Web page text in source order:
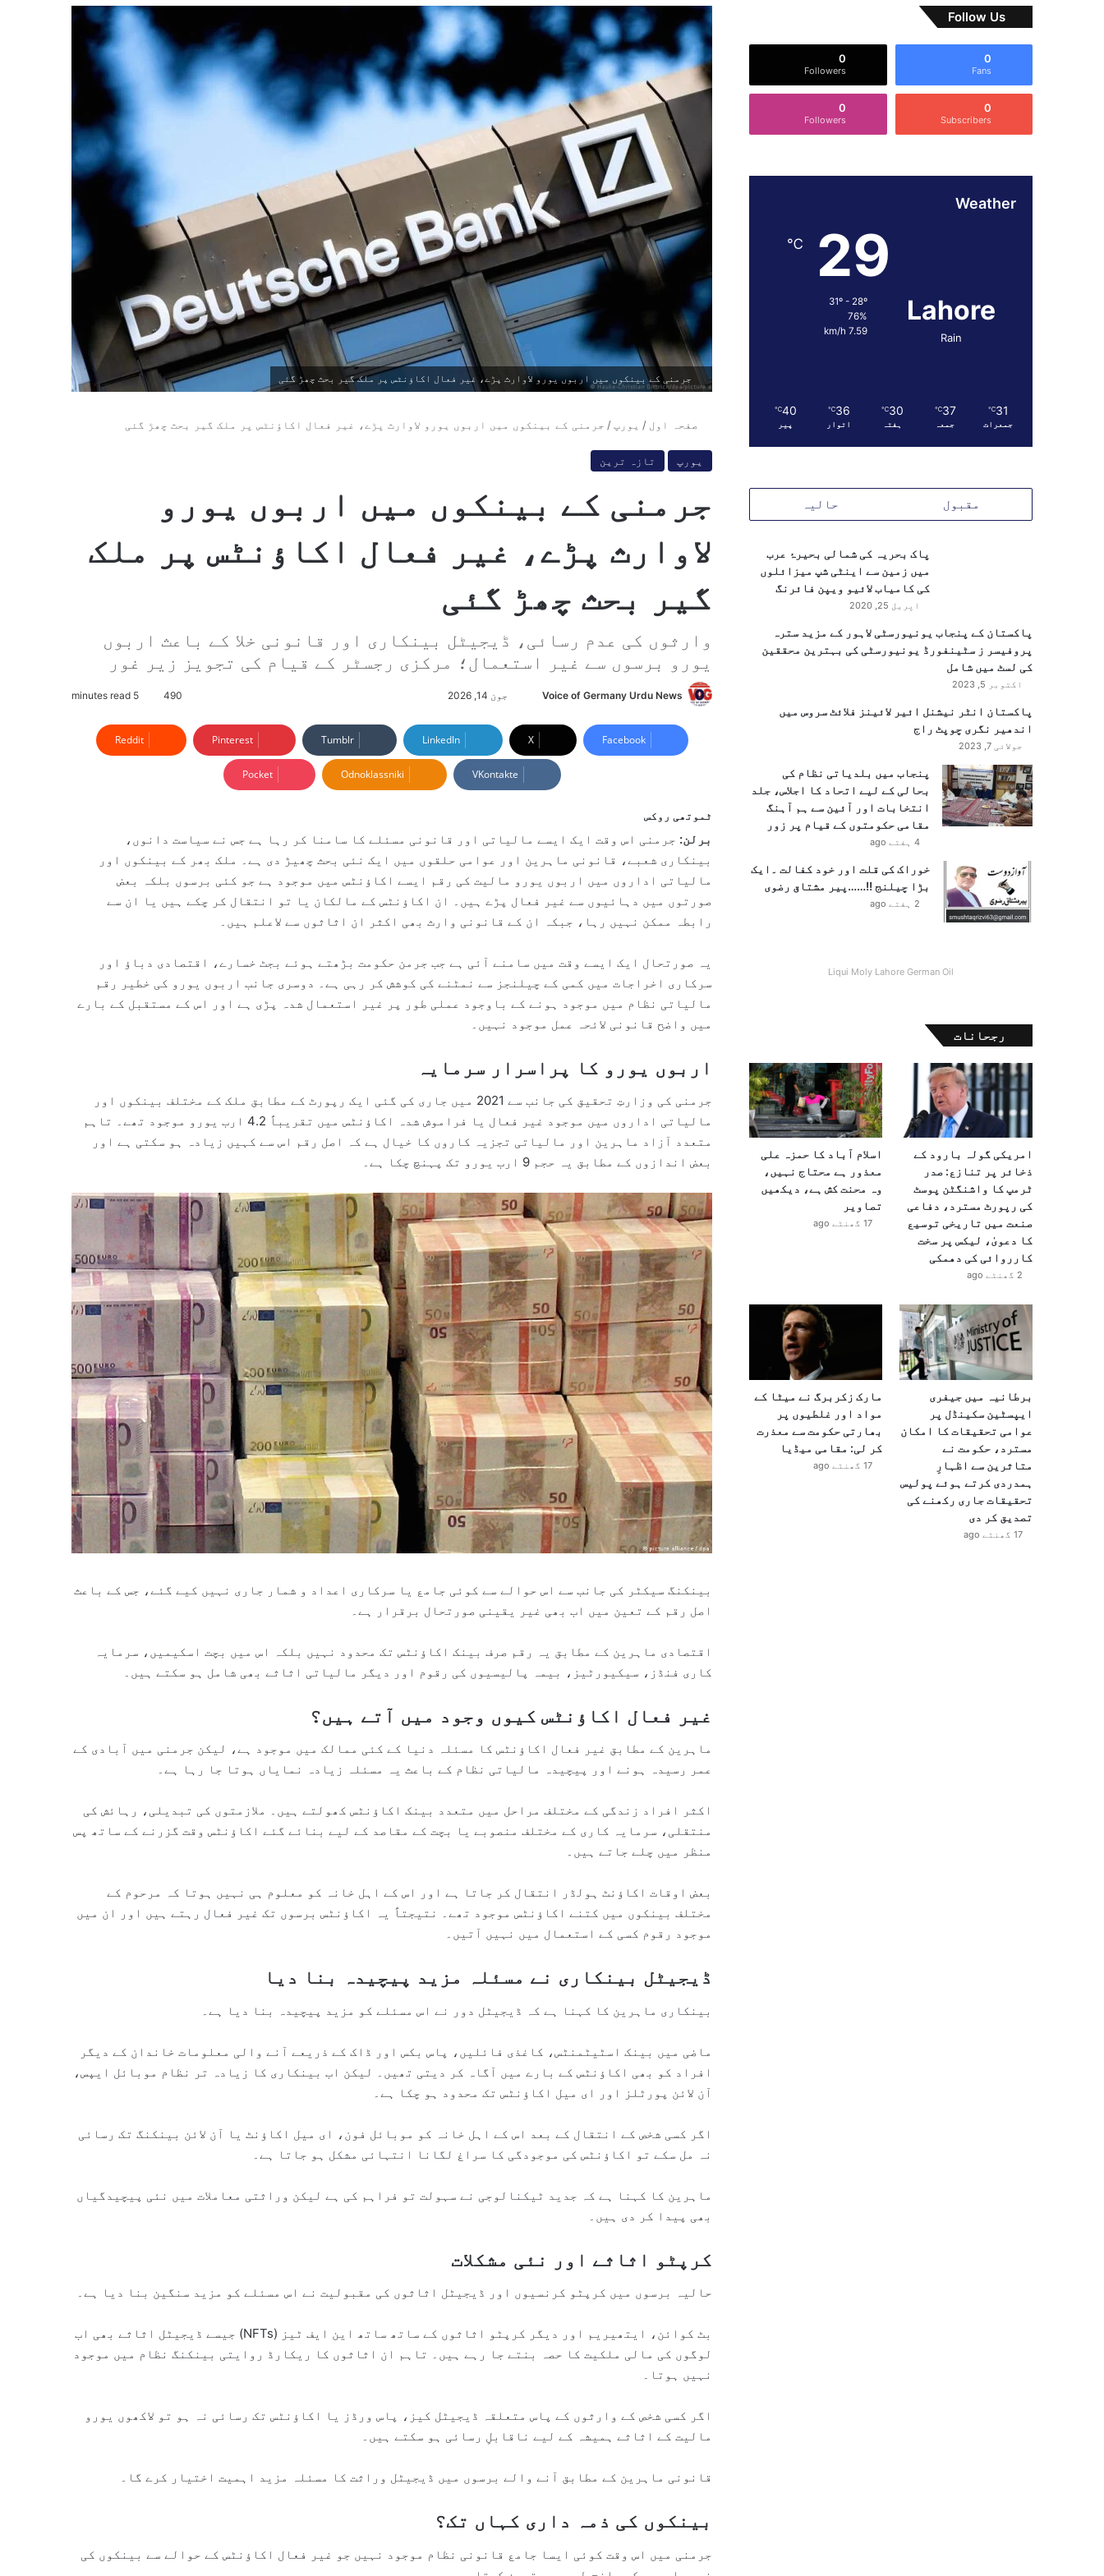
جرمنی کے بینکوں میں اربوں یورو لاوارث پڑے، غیر فعال اکاؤنٹس پر ملک گیر بحث چھڑ گئی
صفحہ اول / یورپ/ جرمنی کے بینکوں میں اربوں یورو لاوارث پڑے، غیر فعال اکاؤنٹس پر ملک گیر بحث چھڑ گئی
یورپ تازہ ترین
جرمنی کے بینکوں میں اربوں یورو
لاوارث پڑے، غیر فعال اکاؤنٹس پر ملک
گیر بحث چھڑ گئی
وارثوں کی عدم رسائی، ڈیجیٹل بینکاری اور قانونی خلا کے باعث اربوں
یورو برسوں سے غیر استعمال؛ مرکزی رجسٹر کے قیام کی تجویز زیر غور
Voice of Germany Urdu News
n
d
n
m
جون 14, 2026 490
Facebook
X
LinkedIn
Tumblr
Pinterest
Reddit
VKontakte
Odnoklassniki
Pocket
ٹموتھی روکس
برلن: جرمنی اس وقت ایک ایسے مالیاتی اور قانونی مسئلے کا سامنا کر رہا ہے جس نے سیاست دانوں،
بینکاری شعبے، قانونی ماہرین اور عوامی حلقوں میں ایک نئی بحث چھیڑ دی ہے۔ ملک بھر کے بینکوں اور
مالیاتی اداروں میں اربوں یورو مالیت کی رقم ایسے اکاؤنٹس میں موجود ہے جو کئی برسوں بلکہ بعض
صورتوں میں دہائیوں سے غیر فعال پڑے ہیں۔ ان اکاؤنٹس کے مالکان یا تو انتقال کر چکے ہیں یا ان سے
رابطہ ممکن نہیں رہا، جبکہ ان کے قانونی وارث بھی اکثر ان اثاثوں سے لاعلم ہیں۔
یہ صورتحال ایک ایسے وقت میں سامنے آئی ہے جب جرمن حکومت بڑھتے ہوئے بجٹ خسارے، اقتصادی دباؤ اور
سرکاری اخراجات میں کمی کے چیلنجز سے نمٹنے کی کوشش کر رہی ہے۔ دوسری جانب اربوں یورو کی خطیر رقم
مالیاتی نظام میں موجود ہونے کے باوجود عملی طور پر غیر استعمال شدہ پڑی ہے اور اس کے مستقبل کے بارے
میں واضح قانونی لائحہ عمل موجود نہیں۔
اربوں یورو کا پراسرار سرمایہ
جرمنی کی وزارتِ تحقیق کی جانب سے 2021 میں جاری کی گئی ایک رپورٹ کے مطابق ملک کے مختلف بینکوں اور
مالیاتی اداروں میں موجود غیر فعال یا فراموش شدہ اکاؤنٹس میں تقریباً 4.2 ارب یورو موجود تھے۔ تاہم
متعدد آزاد ماہرین اور مالیاتی تجزیہ کاروں کا خیال ہے کہ اصل رقم اس سے کہیں زیادہ ہو سکتی ہے اور
بعض اندازوں کے مطابق یہ حجم 9 ارب یورو تک پہنچ چکا ہے۔
بینکنگ سیکٹر کی جانب سے اس حوالے سے کوئی جامع یا سرکاری اعداد و شمار جاری نہیں کیے گئے، جس کے باعث
اصل رقم کے تعین میں اب بھی غیر یقینی صورتحال برقرار ہے۔
اقتصادی ماہرین کے مطابق یہ رقم صرف بینک اکاؤنٹس تک محدود نہیں بلکہ اس میں بچت اسکیمیں، سرمایہ
کاری فنڈز، سیکیورٹیز، بیمہ پالیسیوں کی رقوم اور دیگر مالیاتی اثاثے بھی شامل ہو سکتے ہیں۔
غیر فعال اکاؤنٹس کیوں وجود میں آتے ہیں؟
ماہرین کے مطابق غیر فعال اکاؤنٹس کا مسئلہ دنیا کے کئی ممالک میں موجود ہے، لیکن جرمنی میں آبادی کے
عمر رسیدہ ہونے اور پیچیدہ مالیاتی نظام کے باعث یہ مسئلہ زیادہ نمایاں ہوتا جا رہا ہے۔
اکثر افراد زندگی کے مختلف مراحل میں متعدد بینک اکاؤنٹس کھولتے ہیں۔ ملازمتوں کی تبدیلی، رہائش کی
منتقلی، سرمایہ کاری کے مختلف منصوبے یا بچت کے مقاصد کے لیے بنائے گئے اکاؤنٹس وقت گزرنے کے ساتھ پس
منظر میں چلے جاتے ہیں۔
بعض اوقات اکاؤنٹ ہولڈر انتقال کر جاتا ہے اور اس کے اہل خانہ کو معلوم ہی نہیں ہوتا کہ مرحوم کے
مختلف بینکوں میں کتنے اکاؤنٹس موجود تھے۔ نتیجتاً یہ اکاؤنٹس برسوں تک غیر فعال رہتے ہیں اور ان میں
موجود رقوم کسی کے استعمال میں نہیں آتیں۔
ڈیجیٹل بینکاری نے مسئلہ مزید پیچیدہ بنا دیا
بینکاری ماہرین کا کہنا ہے کہ ڈیجیٹل دور نے اس مسئلے کو مزید پیچیدہ بنا دیا ہے۔
ماضی میں بینک اسٹیٹمنٹس، کاغذی فائلیں، پاس بکس اور ڈاک کے ذریعے آنے والی معلومات خاندان کے دیگر
افراد کو بھی اکاؤنٹس کے بارے میں آگاہ کر دیتی تھیں۔ لیکن اب بینکاری کا زیادہ تر نظام موبائل ایپس،
آن لائن پورٹلز اور ای میل اکاؤنٹس تک محدود ہو چکا ہے۔
اگر کسی شخص کے انتقال کے بعد اس کے اہل خانہ کو موبائل فون، ای میل اکاؤنٹ یا آن لائن بینکنگ تک رسائی
نہ مل سکے تو اکاؤنٹس کی موجودگی کا سراغ لگانا انتہائی مشکل ہو جاتا ہے۔
ماہرین کا کہنا ہے کہ جدید ٹیکنالوجی نے سہولت تو فراہم کی ہے لیکن وراثتی معاملات میں نئی پیچیدگیاں
بھی پیدا کر دی ہیں۔
کرپٹو اثاثے اور نئی مشکلات
حالیہ برسوں میں کرپٹو کرنسیوں اور ڈیجیٹل اثاثوں کی مقبولیت نے اس مسئلے کو مزید سنگین بنا دیا ہے۔
بٹ کوائن، ایتھیریم اور دیگر کرپٹو اثاثوں کے ساتھ ساتھ این ایف ٹیز (NFTs) جیسے ڈیجیٹل اثاثے بھی اب
لوگوں کی مالی ملکیت کا حصہ بنتے جا رہے ہیں۔ تاہم ان اثاثوں کا ریکارڈ روایتی بینکنگ نظام میں موجود
نہیں ہوتا۔
اگر کسی شخص کے وارثوں کے پاس متعلقہ ڈیجیٹل کیز، پاس ورڈز یا اکاؤنٹس تک رسائی نہ ہو تو لاکھوں یورو
مالیت کے اثاثے ہمیشہ کے لیے ناقابلِ رسائی ہو سکتے ہیں۔
قانونی ماہرین کے مطابق آنے والے برسوں میں ڈیجیٹل وراثت کا مسئلہ مزید اہمیت اختیار کرے گا۔
بینکوں کی ذمہ داری کہاں تک؟
جرمنی میں اس وقت کوئی ایسا جامع قانونی نظام موجود نہیں جو غیر فعال اکاؤنٹس کے حوالے سے بینکوں کی
Follow Us
0
Fans
0
Followers
0
Subscribers
0
Followers
Weather
Lahore
Rain
29
℃
31º - 28º
76%
7.59 km/h
31
℃
جمعرات
37
℃
جمعہ
30
℃
ہفتہ
36
℃
اتوار
40
℃
پیر
مقبول حالیہ
پاک بحریہ کی شمالی بحیرۂ عرب
میں زمین سے اینٹی شپ میزائلوں
کی کامیاب لائیو ویپن فائرنگ
اپریل 25, 2020
پاکستان کے پنجاب یونیورسٹی لاہور کے مزید سترہ
پروفیسر ز سٹینفورڈ یونیورسٹی کی بہترین محققین
کی لسٹ میں شامل
اکتوبر 5, 2023
پاکستان انٹر نیشنل ائیر لائینز فلائٹ سروس میں
اندھیر نگری چوپٹ راج
جولائی 7, 2023
پنجاب میں بلدیاتی نظام کی
بحالی کے لیے اتحاد کا اجلاس، جلد
انتخابات اور آئین سے ہم آہنگ
مقامی حکومتوں کے قیام پر زور
4 ہفتے ago
خوراک کی قلت اور خود کفالت ۔ایک
بڑا چیلنج !!……پیر مشتاق رضوی
2 ہفتے ago
Liqui Moly Lahore German Oil
رجحانات
امریکی گولہ بارود کے
ذخائر پر تنازع: صدر
ٹرمپ کا واشنگٹن پوسٹ
کی رپورٹ مسترد، دفاعی
صنعت میں تاریخی توسیع
کا دعویٰ، لیکس پر سخت
کارروائی کی دھمکی
2 گھنٹے ago
اسلام آباد کا حمزہ علی
معذور ہے محتاج نہیں،
وہ محنت کش ہے، دیکھیں
تصاویر
17 گھنٹے ago
برطانیہ میں جیفری
ایپسٹین سکینڈل پر
عوامی تحقیقات کا امکان
مسترد، حکومت نے
متاثرین سے اظہارِ
ہمدردی کرتے ہوئے پولیس
تحقیقات جاری رکھنے کی
تصدیق کر دی
17 گھنٹے ago
مارک زکربرگ نے میٹا کے
مواد اور غلطیوں پر
بھارتی حکومت سے معذرت
کر لی: مقامی میڈیا
17 گھنٹے ago